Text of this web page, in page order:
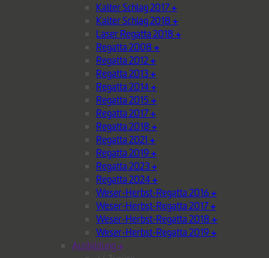
Kalter Schlag 2017+
Kalter Schlag 2018 +
Laser Regatta 2018 +
Regatta 2008 +
Regatta 2012+
Regatta 2013+
Regatta 2014+
Regatta 2015 +
Regatta 2017+
Regatta 2018 +
Regatta 2021 +
Regatta 2019+
Regatta 2023+
Regatta 2024+
Weser-Herbst-Regatta 2016+
Weser-Herbst-Regatta 2017+
Weser-Herbst-Regatta 2018 +
Weser-Herbst-Regatta 2019+
Ausbildung+